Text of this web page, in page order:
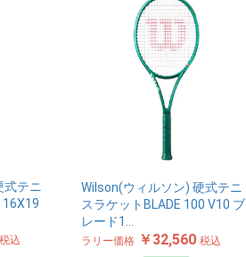
式テニ
16X19
税込
Wilson(ウィルソン) 硬式テニ
スラケットBLADE 100 V10 ブ
レード1…
ラリー価格￥32,560 税込